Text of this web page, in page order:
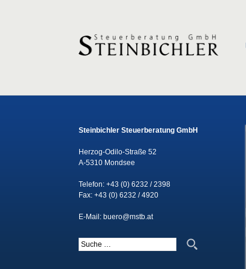
Steinbichler Steuerberatung GmbH
Herzog-Odilo-Straße 52
A-5310 Mondsee
Telefon: +43 (0) 6232 / 2398
Fax: +43 (0) 6232 / 4920
E-Mail: buero@mstb.at
Suche nach: